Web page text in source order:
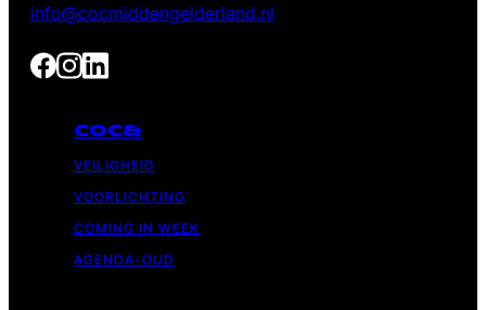
info@cocmiddengelderland.nl
COC&
VEILIGHEID
VOORLICHTING
COMING IN WEEK
AGENDA-OUD